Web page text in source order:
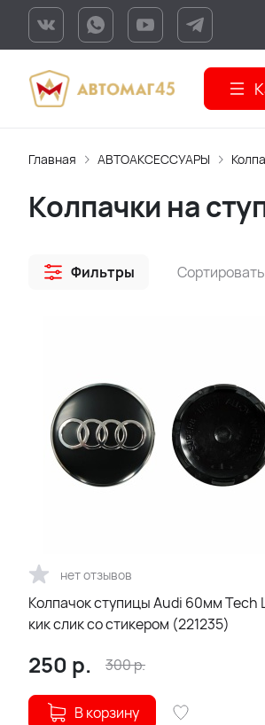
Главная АВТОАКСЕССУАРЫ
Колпачки на
Фильтры
нет отзывов
Колпачок ступицы Audi 60мм Tech
кик слик со стикером (221235)
250 р. 300р.
В корзину